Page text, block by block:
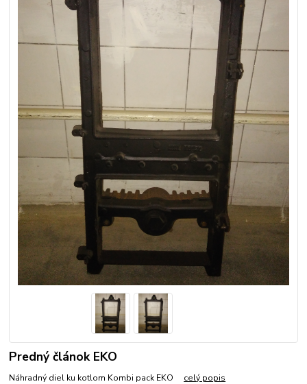
Predný článok EKO
Náhradný diel ku kotlom Kombi pack EKO celý popis